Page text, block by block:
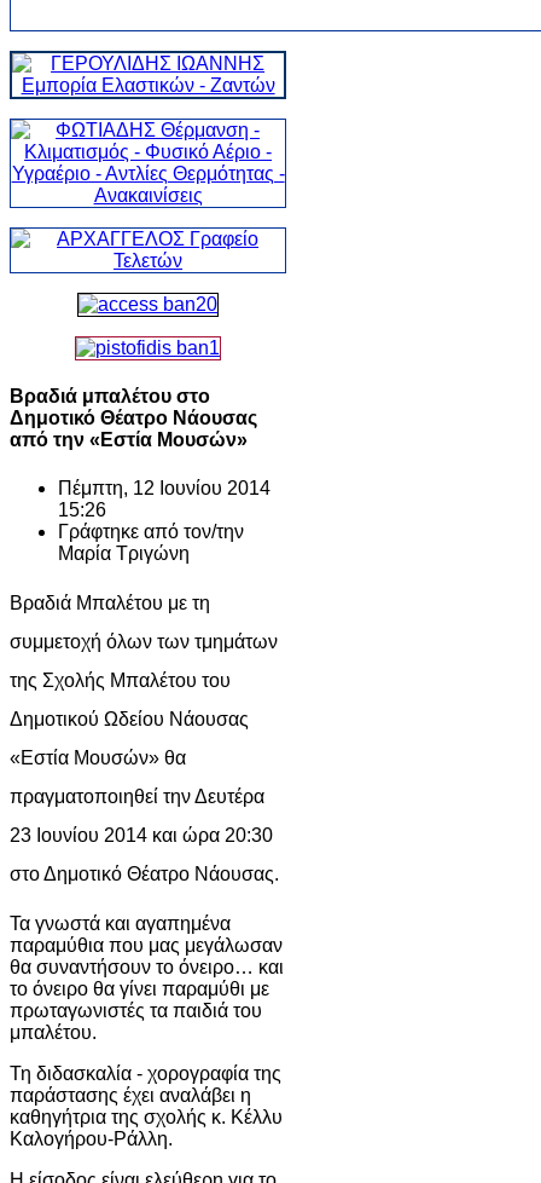
Βραδιά μπαλέτου στο
Δημοτικό Θέατρο Νάουσας
από την «Εστία Μουσών»
Πέμπτη, 12 Ιουνίου 2014
15:26
Γράφτηκε από τον/την
Μαρία Τριγώνη
Βραδιά Μπαλέτου με τη
συμμετοχή όλων των τμημάτων
της Σχολής Μπαλέτου του
Δημοτικού Ωδείου Νάουσας
«Εστία Μουσών» θα
πραγματοποιηθεί την Δευτέρα
23 Ιουνίου 2014 και ώρα 20:30
στο Δημοτικό Θέατρο Νάουσας.
Τα γνωστά και αγαπημένα
παραμύθια που μας μεγάλωσαν
θα συναντήσουν το όνειρο… και
το όνειρο θα γίνει παραμύθι με
πρωταγωνιστές τα παιδιά του
μπαλέτου.
Τη διδασκαλία - χορογραφία της
παράστασης έχει αναλάβει η
καθηγήτρια της σχολής κ. Κέλλυ
Καλογήρου-Ράλλη.